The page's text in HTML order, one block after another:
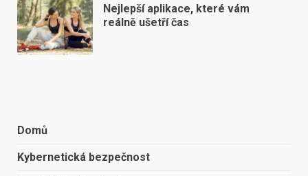
Nejlepší aplikace, které vám
reálně ušetří čas
Domů
Kybernetická bezpečnost